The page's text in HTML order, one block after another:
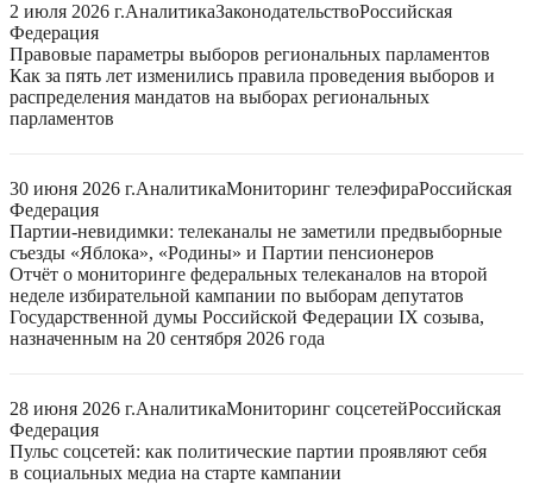
2 июля 2026 г.АналитикаЗаконодательствоРоссийская
Федерация
Правовые параметры выборов региональных парламентов
Как за пять лет изменились правила проведения выборов и
распределения мандатов на выборах региональных
парламентов
30 июня 2026 г.АналитикаМониторинг телеэфираРоссийская
Федерация
Партии-невидимки: телеканалы не заметили предвыборные
съезды «Яблока», «Родины» и Партии пенсионеров
Отчёт о мониторинге федеральных телеканалов на второй
неделе избирательной кампании по выборам депутатов
Государственной думы Российской Федерации IX созыва,
назначенным на 20 сентября 2026 года
28 июня 2026 г.АналитикаМониторинг соцсетейРоссийская
Федерация
Пульс соцсетей: как политические партии проявляют себя
в социальных медиа на старте кампании